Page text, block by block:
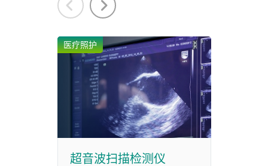
医疗照护
超音波扫描检测仪